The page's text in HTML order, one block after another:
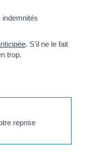
indemnités
. S'il ne le fait
trop.
reprise